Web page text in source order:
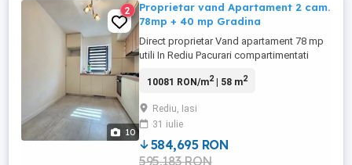
10
2
Proprietar vand Apartament 2 cam.
78mp + 40 mp Gradina
Direct proprietar Vand apartament 78 mp
utili In Rediu Pacurari compartimentati
living (23mp) + zona de birou cu iesire in
bucatarie separata mobilata si utilara
(10,1mp), - baie cu cada si geam (4,6mp),
- dormitor (12mp). BONUS + ...
10081 RON/m2| 58 m2
Rediu, Iasi
31 iulie
584,695 RON
595,183 RON